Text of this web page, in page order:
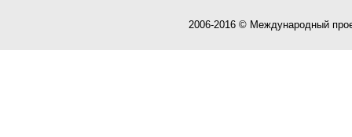
2006-2016 © Международный